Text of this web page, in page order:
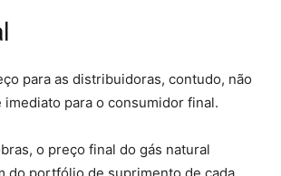
para as distribuidoras, contudo, não
para o consumidor final.
o preço final do gás natural